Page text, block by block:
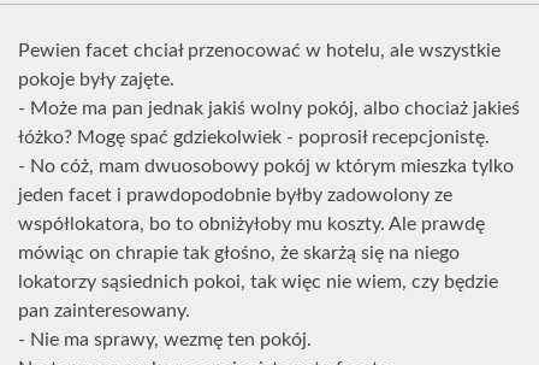
Pewien facet chciał przenocować w hotelu, ale wszystkie
pokoje były zajęte.
- Może ma pan jednak jakiś wolny pokój, albo chociaż jakieś
łóżko? Mogę spać gdziekolwiek - poprosił recepcjonistę.
- No cóż, mam dwuosobowy pokój w którym mieszka tylko
jeden facet i prawdopodobnie byłby zadowolony ze
współlokatora, bo to obniżyłoby mu koszty. Ale prawdę
mówiąc on chrapie tak głośno, że skarżą się na niego
lokatorzy sąsiednich pokoi, tak więc nie wiem, czy będzie
pan zainteresowany.
- Nie ma sprawy, wezmę ten pokój.